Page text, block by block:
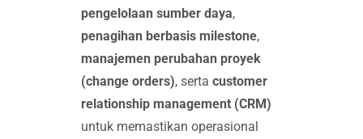
pengelolaan sumber daya,
penagihan berbasis milestone,
manajemen perubahan proyek
(change orders), serta customer
relationship management (CRM)
untuk memastikan operasional